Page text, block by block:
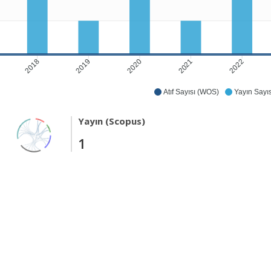
Atıf Sayısı (WOS) Yayın
2018 2019 2020 2021 2022
Yayın (Scopus)
1